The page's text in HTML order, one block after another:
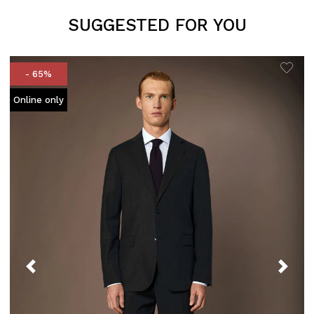
SUGGESTED FOR YOU
- 65%
Online only